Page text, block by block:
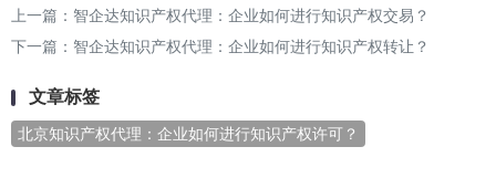
上一篇： 智企达知识产权代理：企业如何进行知识产权交易？
下一篇： 智企达知识产权代理：企业如何进行知识产权转让？
文章标签
北京知识产权代理：企业如何进行知识产权许可？